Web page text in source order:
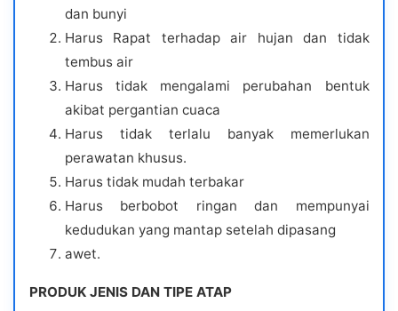
dan bunyi
Harus Rapat terhadap air hujan dan tidak
tembus air
Harus tidak mengalami perubahan bentuk
akibat pergantian cuaca
Harus tidak terlalu banyak memerlukan
perawatan khusus.
Harus tidak mudah terbakar
Harus berbobot ringan dan mempunyai
kedudukan yang mantap setelah dipasang
awet.
PRODUK JENIS DAN TIPE ATAP